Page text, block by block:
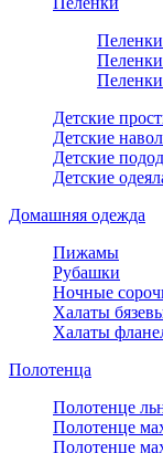
Пеленки
Детские
Детские
Детские
Детские
Домашняя одежда
Пижамы
Рубашки
Ночные
Халаты
Халаты
Полотенца
Полотенце
Полотенце
Полотенце